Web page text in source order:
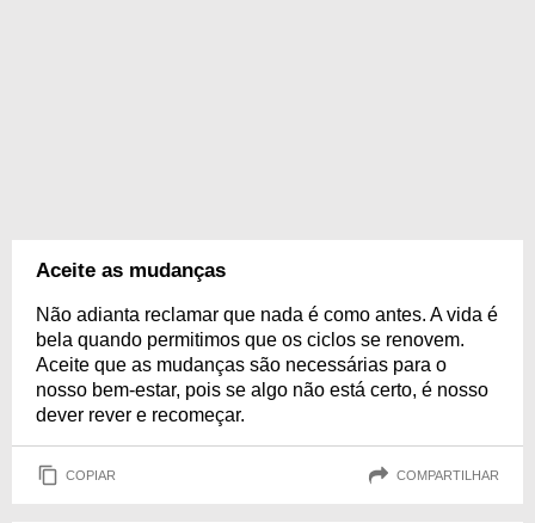
Aceite as mudanças
Não adianta reclamar que nada é como antes. A vida é
bela quando permitimos que os ciclos se renovem.
Aceite que as mudanças são necessárias para o
nosso bem-estar, pois se algo não está certo, é nosso
dever rever e recomeçar.
COPIAR COMPARTILHAR